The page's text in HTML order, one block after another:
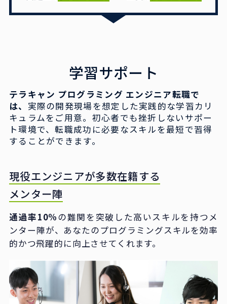
学習サポート
テラキャン プログラミング エンジニア転職で
は、 実際の開発現場を想定した実践的な学習カリ
キュラムをご用意。初心者でも挫折しないサポー
ト環境で、転職成功に必要なスキルを最短で習得
することができます。
現役エンジニアが多数在籍する
メンター陣
通過率10%の難関を突破した高いスキルを持つメ
ンター陣が、あなたのプログラミングスキルを効率
的かつ飛躍的に向上させてくれます。